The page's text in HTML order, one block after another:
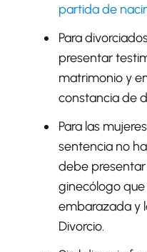
partida de
Para
presentar
matrimonio y
constancia de
Para las
sentencia no
debe
ginecólogo
embarazada y
Divorcio.